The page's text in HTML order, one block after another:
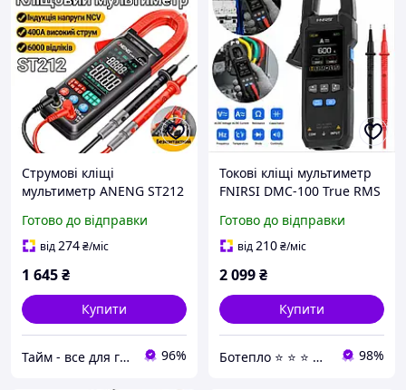
Струмові кліщі
мультиметр ANENG ST212
мультиметр з
вимірюванням AC/DC
Готово до відправки
від274₴/міс
1 645₴
Купити
Тайм - все для годинників 96%
Токові кліщі мультиметр
FNIRSI DMC-100 True RMS
вимірювання струму та
напруги
Готово до відправки
від210₴/міс
2 099₴
Купити
Ботепло ⭐️ ⭐️ ⭐️ ⭐️ ⭐️ 98%